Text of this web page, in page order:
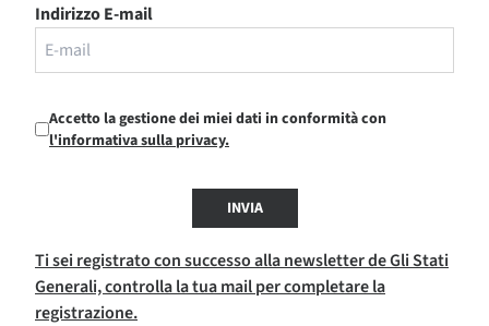
Indirizzo E-mail
Accetto la gestione dei miei dati in conformità con
l'informativa sulla privacy.
INVIA
Ti sei registrato con successo alla newsletter de Gli Stati
Generali, controlla la tua mail per completare la
registrazione.